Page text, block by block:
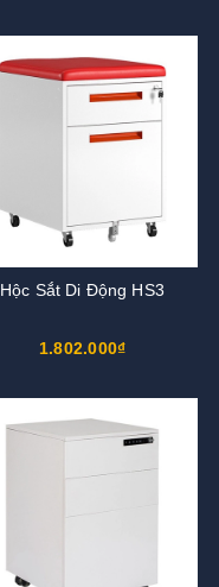
Hộc Sắt Di Động HS3
1.802.000₫